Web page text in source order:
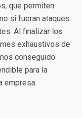
que permiten
si fueran ataques
Al finalizar los
exhaustivos de
conseguido
para la
empresa.